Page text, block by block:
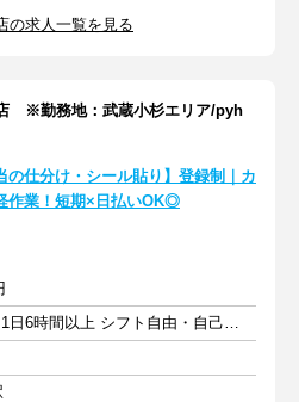
求人一覧を見る
※勤務地：武蔵小杉エリア/pyh
の仕分け・シール貼り】登録制｜カ
作業！短期×日払いOK◎
週3日以上 1日6時間以上 シフト自由・自己申告